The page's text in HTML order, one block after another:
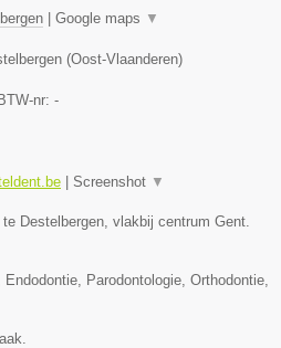
Google maps ▼
(Oost-Vlaanderen)
BTW-nr: -
Screenshot ▼
Destelbergen, vlakbij centrum Gent.
Parodontologie, Orthodontie,